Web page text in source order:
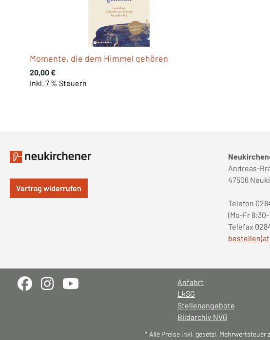
Momente, die dem Himmel gehören
Regulärer Preis:
20,00 €
Inkl. 7 % Steuern
Vertrag widerrufen
Andreas-
47506
Telefon
(Mo-Fr
Telefax
Anfahrt
LkSG
Stellenangebote
Bildarchiv NVG
* Alle Preise inkl. gesetzl. Mehrwertsteuer